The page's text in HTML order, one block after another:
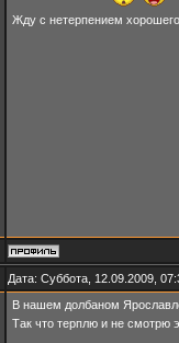
Жду с нетерпением
Дата: Суббота, 12.09.2009,
В нашем долбаном
Так что терплю и не смотрю